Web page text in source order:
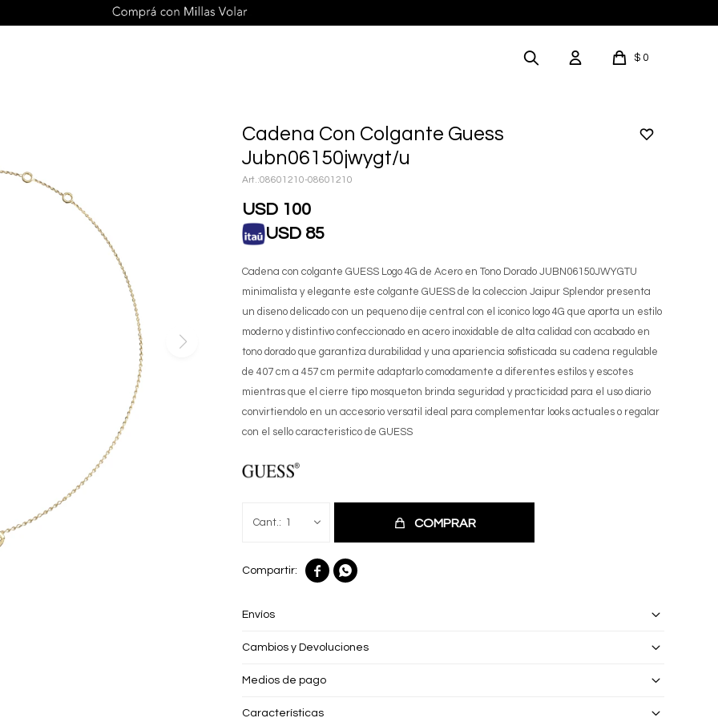
$ 0
Cadena Con Colgante Guess
Jubn06150jwygt/u
08601210-08601210
USD 100
USD 85
Cadena con colgante GUESS Logo 4G de Acero en Tono Dorado JUBN06150JWYGTU
minimalista y elegante este colgante GUESS de la coleccion Jaipur Splendor presenta
un diseno delicado con un pequeno dije central con el iconico logo 4G que aporta un estilo
moderno y distintivo confeccionado en acero inoxidable de alta calidad con acabado en
tono dorado que garantiza durabilidad y una apariencia sofisticada su cadena regulable
de 407 cm a 457 cm permite adaptarlo comodamente a diferentes estilos y escotes
mientras que el cierre tipo mosqueton brinda seguridad y practicidad para el uso diario
convirtiendolo en un accesorio versatil ideal para complementar looks actuales o regalar
con el sello caracteristico de GUESS
1 COMPRAR
 
Envíos
Cambios y Devoluciones
Medios de pago
Características